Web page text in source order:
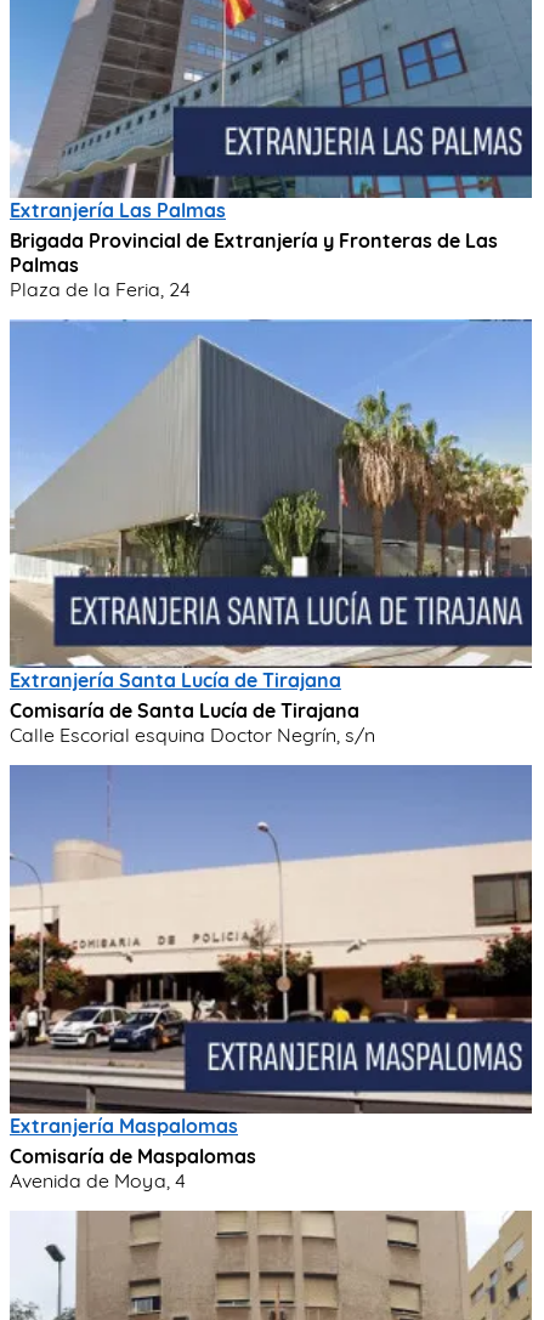
Extranjería Las Palmas
Brigada Provincial de Extranjería y Fronteras de Las
Palmas
Plaza de la Feria, 24
Extranjería Santa Lucía de Tirajana
Comisaría de Santa Lucía de Tirajana
Calle Escorial esquina Doctor Negrín, s/n
Extranjería Maspalomas
Comisaría de Maspalomas
Avenida de Moya, 4